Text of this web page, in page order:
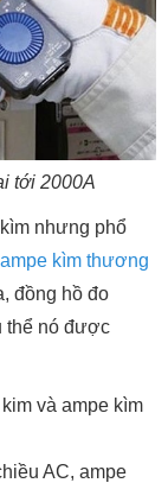
tới 2000A
nhưng phổ
ampe kìm thương
đồng hồ đo
thể nó được
và ampe kìm
AC, ampe